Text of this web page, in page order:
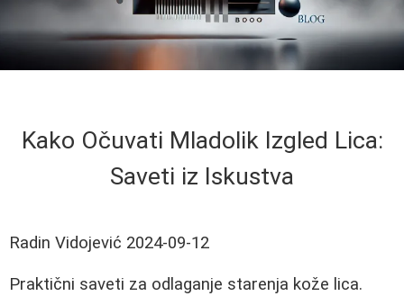
Kako Očuvati Mladolik Izgled Lica:
Saveti iz Iskustva
Radin Vidojević 2024-09-12
Praktični saveti za odlaganje starenja kože lica.